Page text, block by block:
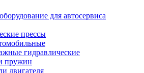
для автосервиса
прессы
гидравлические
пружин
двигателя